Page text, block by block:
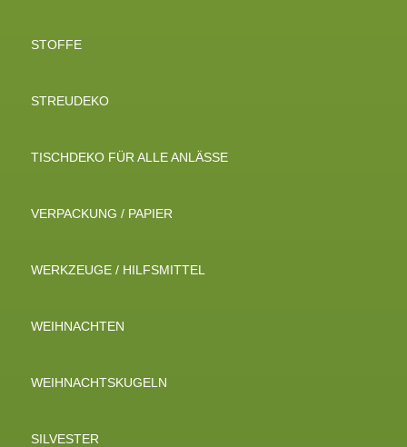
STOFFE
STREUDEKO
TISCHDEKO FÜR ALLE ANLÄSSE
VERPACKUNG / PAPIER
WERKZEUGE / HILFSMITTEL
WEIHNACHTEN
WEIHNACHTSKUGELN
SILVESTER